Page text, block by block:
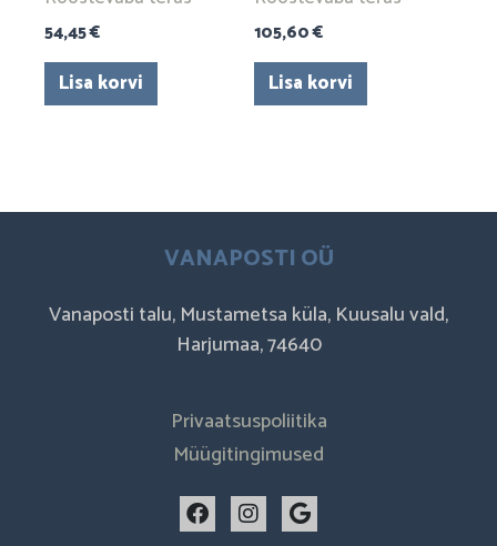
54,45€
Lisa korvi
105,60€
Lisa korvi
VANAPOSTI OÜ
Vanaposti talu, Mustametsa küla, Kuusalu vald,
Harjumaa, 74640
Privaatsuspoliitika
Müügitingimused
F
a
I
n
G
o